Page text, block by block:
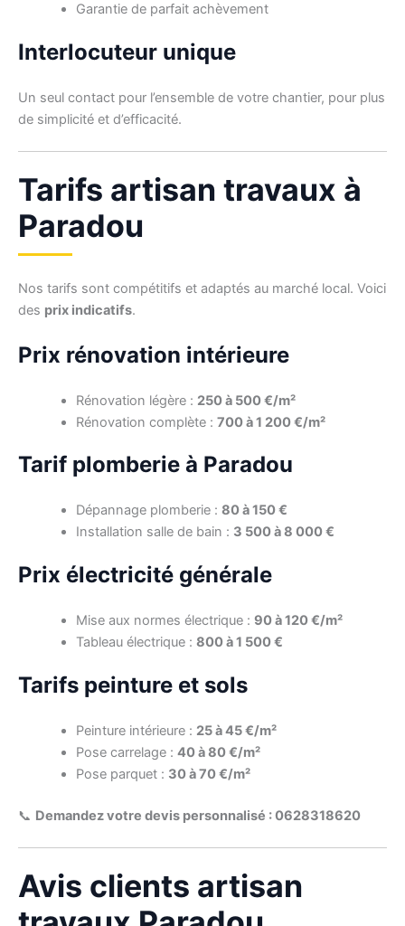
Garantie de parfait achèvement
Interlocuteur unique
Un seul contact pour l’ensemble de votre chantier, pour plus
de simplicité et d’efficacité.
Tarifs artisan travaux à
Paradou
Nos tarifs sont compétitifs et adaptés au marché local. Voici
des prix indicatifs.
Prix rénovation intérieure
Rénovation légère : 250 à 500 €/m²
Rénovation complète : 700 à 1 200 €/m²
Tarif plomberie à Paradou
Dépannage plomberie : 80 à 150 €
Installation salle de bain : 3 500 à 8 000 €
Prix électricité générale
Mise aux normes électrique : 90 à 120 €/m²
Tableau électrique : 800 à 1 500 €
Tarifs peinture et sols
Peinture intérieure : 25 à 45 €/m²
Pose carrelage : 40 à 80 €/m²
Pose parquet : 30 à 70 €/m²
📞 Demandez votre devis personnalisé : 0628318620
Avis clients artisan